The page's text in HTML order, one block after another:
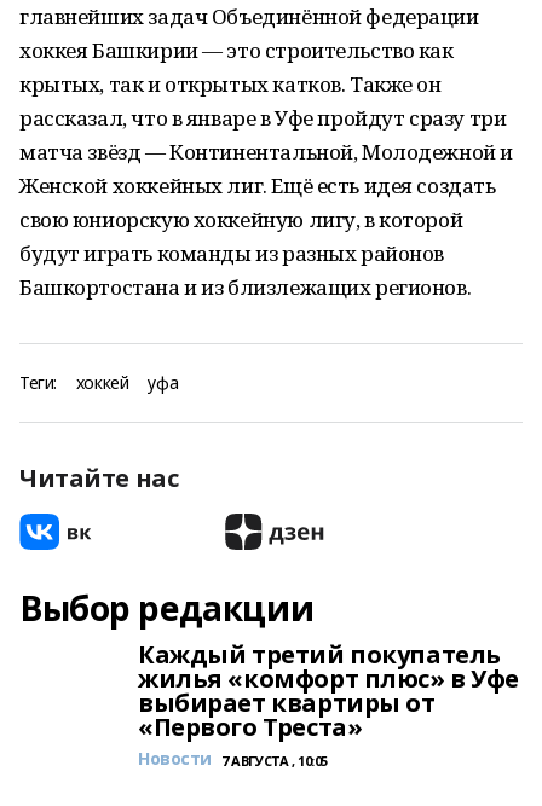
главнейших задач Объединённой федерации
хоккея Башкирии — это строительство как
крытых, так и открытых катков. Также он
рассказал, что в январе в Уфе пройдут сразу три
матча звёзд — Континентальной, Молодежной и
Женской хоккейных лиг. Ещё есть идея создать
свою юниорскую хоккейную лигу, в которой
будут играть команды из разных районов
Башкортостана и из близлежащих регионов.
Теги: хоккей уфа
Читайте нас
Выбор редакции
Каждый третий покупатель
жилья «комфорт плюс» в Уфе
выбирает квартиры от
«Первого Треста»
Новости 7 АВГУСТА , 10:05